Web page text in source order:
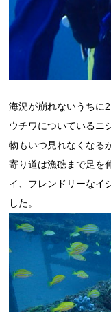
海況が崩れないうちに
ウチワについているニ
物もいつ見れなくなる
寄り道は漁礁まで足を
イ、フレンドリーなイ
した。